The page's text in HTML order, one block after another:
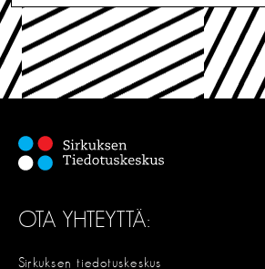
OTA YHTEYTTÄ:
Sirkuksen tiedotuskeskus